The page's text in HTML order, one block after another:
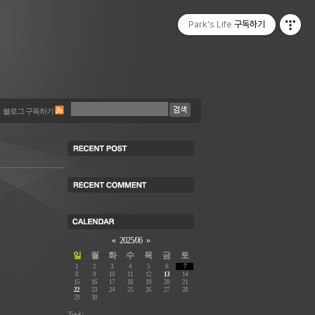
블로그 구독하기
« 2025/06 »
일
월 화 수 목 금 토
1 2 3 4 5 6
7
8
9 10 11 12 13
14
15
16 17 18 19 20
21
22
23 24 25 26 27
28
29
30
Park's Life 구독하기